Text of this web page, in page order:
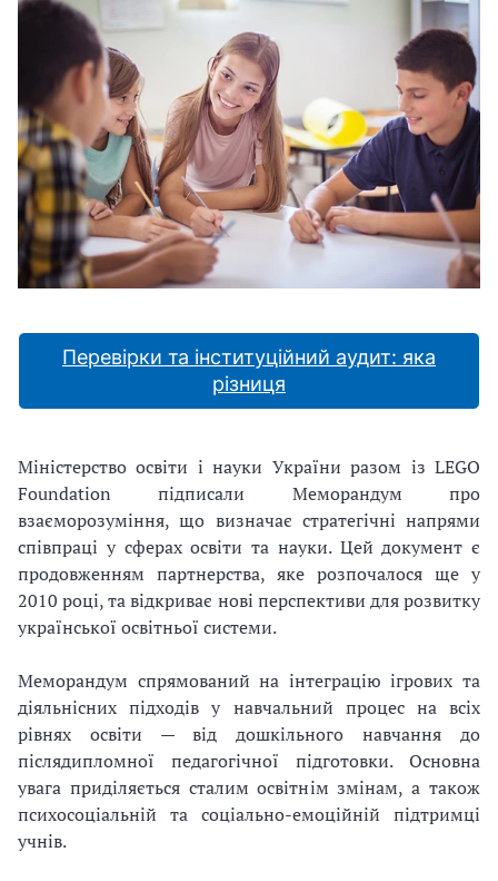
Перевірки та інституційний аудит: яка
різниця
Міністерство освіти і науки України разом із LEGO
Foundation підписали Меморандум про
взаєморозуміння, що визначає стратегічні напрями
співпраці у сферах освіти та науки. Цей документ є
продовженням партнерства, яке розпочалося ще у
2010 році, та відкриває нові перспективи для розвитку
української освітньої системи.
Меморандум спрямований на інтеграцію ігрових та
діяльнісних підходів у навчальний процес на всіх
рівнях освіти — від дошкільного навчання до
післядипломної педагогічної підготовки. Основна
увага приділяється сталим освітнім змінам, а також
психосоціальній та соціально-емоційній підтримці
учнів.